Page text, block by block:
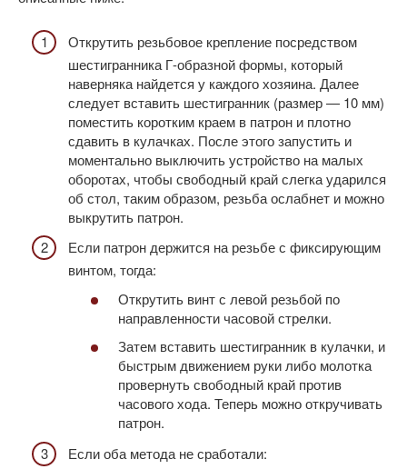
Открутить резьбовое крепление посредством
шестигранника Г-образной формы, который
наверняка найдется у каждого хозяина. Далее
следует вставить шестигранник (размер — 10 мм)
поместить коротким краем в патрон и плотно
сдавить в кулачках. После этого запустить и
моментально выключить устройство на малых
оборотах, чтобы свободный край слегка ударился
об стол, таким образом, резьба ослабнет и можно
выкрутить патрон.
Если патрон держится на резьбе с фиксирующим
винтом, тогда:
Открутить винт с левой резьбой по
направленности часовой стрелки.
Затем вставить шестигранник в кулачки, и
быстрым движением руки либо молотка
провернуть свободный край против
часового хода. Теперь можно откручивать
патрон.
Если оба метода не сработали: